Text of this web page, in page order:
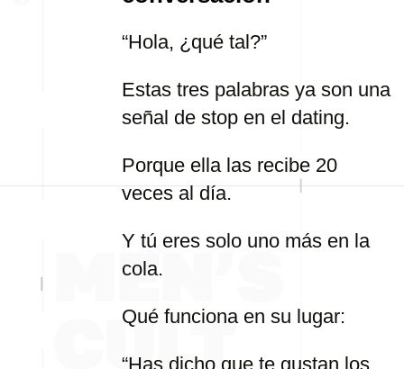
“Hola, ¿qué tal?”
Estas tres palabras ya son una
señal de stop en el dating.
Porque ella las recibe 20
veces al día.
Y tú eres solo uno más en la
cola.
Qué funciona en su lugar:
“Has dicho que te gustan los